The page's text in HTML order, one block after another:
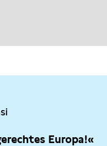
Europa!«